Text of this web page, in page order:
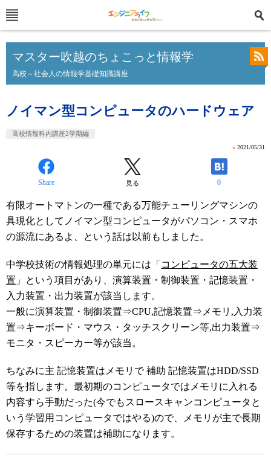
マスター吹越のちょこっと情報学
高校～社会人の情報学基礎知識講座
ノイマン型コンピュータのハードウェア
高校情報科内講座2学期編
» 2021/05/31
Share 見る 0
有限オートマトンの一種である万能チューリングマシンの
具現化としてノイマン型コンピュータがパソコン・スマホ
の源流にあるよ、という話は以前もしました。
中学校技術の情報処理の単元には「 コンピュータの五大装
置 」という項目があり、演算装置・制御装置・記憶装置・
入力装置・出力装置が該当します。
一般に演算装置・制御装置⇒CPU,記憶装置⇒メモリ,入力装
置⇒キーボード・マウス・タッチスクリーン等,出力装置⇒
モニタ・スピーカー等が該当。
ちなみに主 記憶装置はメモリで 補助 記憶装置はHDD/SSD
等を指します。最初期のコンピュータではメモリに入れる
内容すら手動だった(今でもスロースキャンコンピュータと
いう学習用コンピュータではやる)ので、メモリが主で長期
保存するための装置は補助になります。